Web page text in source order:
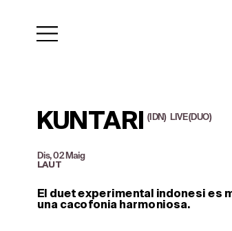
KUNTARI (IDN)   LIVE (DUO)
Dis, 02 Maig
LAUT
El duet experimental indonesi es
una cacofonia harmoniosa.